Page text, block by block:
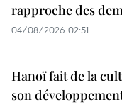
rapproche des
04/08/2026 02:51
Hanoï fait de la
son